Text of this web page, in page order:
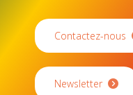
Contactez-nous
Newsletter